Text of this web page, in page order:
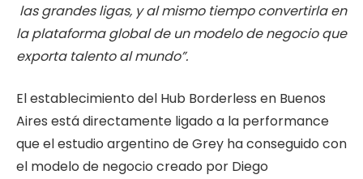
las grandes ligas, y al mismo tiempo convertirla en
la plataforma global de un modelo de negocio que
exporta talento al mundo”.
El establecimiento del Hub Borderless en Buenos
Aires está directamente ligado a la performance
que el estudio argentino de Grey ha conseguido con
el modelo de negocio creado por Diego